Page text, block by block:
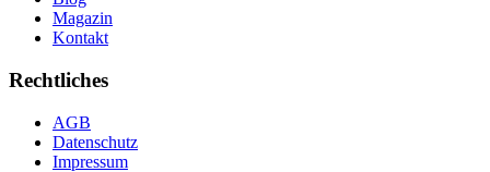
Magazin
Kontakt
Rechtliches
AGB
Datenschutz
Impressum